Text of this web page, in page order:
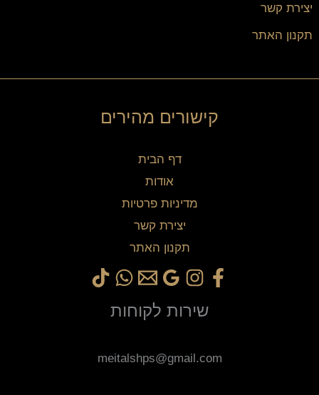
יצירת קשר
תקנון האתר
קישורים מהירים
דף הבית
אודות
מדיניות פרטיות
יצירת קשר
תקנון האתר
שירות לקוחות
meitalshps@gmail.com